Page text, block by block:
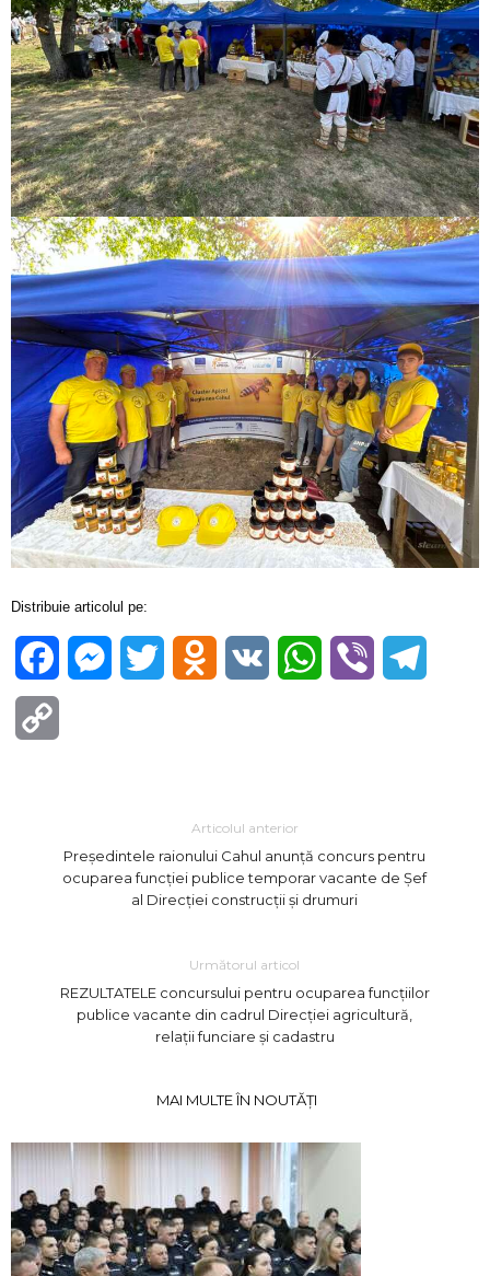
Distribuie articolul pe:
FacebookMessenger
Twitter Odnoklassniki
VK WhatsApp
Viber
Articolul anterior
Președintele raionului Cahul anunţă concurs pentru
ocuparea funcției publice temporar vacante de Șef
al Direcției construcții și drumuri
Următorul articol
REZULTATELE concursului pentru ocuparea funcțiilor
publice vacante din cadrul Direcției agricultură,
relații funciare şi cadastru
MAI MULTE ÎN NOUTĂȚI